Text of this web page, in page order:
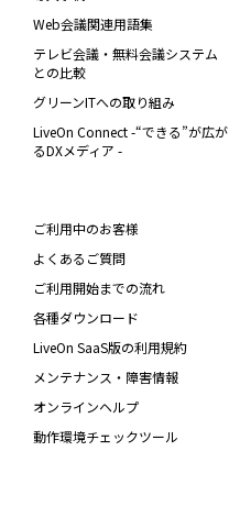
Web会議関連用語集
テレビ会議・無料会議システム
との比較
グリーンITへの取り組み
LiveOn Connect -“できる”が広が
るDXメディア -
ご利用中のお客様
よくあるご質問
ご利用開始までの流れ
各種ダウンロード
LiveOn SaaS版の利用規約
メンテナンス・障害情報
オンラインヘルプ
動作環境チェックツール